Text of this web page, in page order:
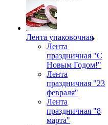
Лента упаковочная
Лента
праздничная "С
Новым Годом!"
Лента
праздничная "23
февраля"
Лента
праздничная "8
марта"